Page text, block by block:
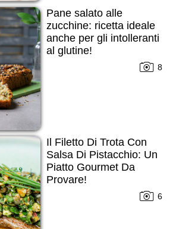
Pane salato alle
zucchine: ricetta ideale
anche per gli intolleranti
al glutine!
8
Il Filetto Di Trota Con
Salsa Di Pistacchio: Un
Piatto Gourmet Da
Provare!
6